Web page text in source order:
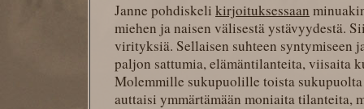
Janne pohdiskeli kirjoituksessaan
miehen ja naisen välisestä ystävyydestä.
virityksiä. Sellaisen suhteen syntymiseen
paljon sattumia, elämäntilanteita, viisaita
Molemmille sukupuolille toista
auttaisi ymmärtämään moniaita tilanteita,